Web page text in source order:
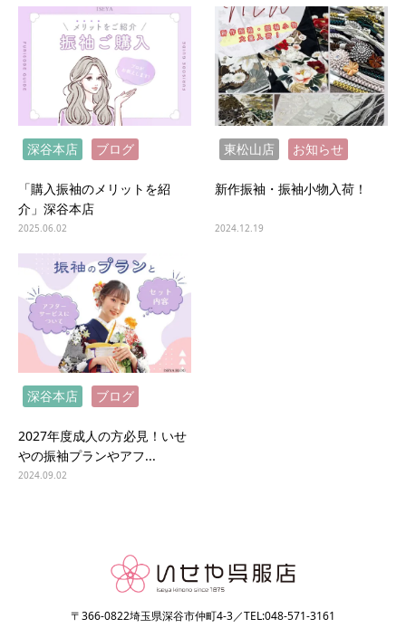
深谷本店 ブログ
「購入振袖のメリットを紹
介」深谷本店
2025.06.02
東松山店 お知らせ
新作振袖・振袖小物入荷！
2024.12.19
深谷本店 ブログ
2027年度成人の方必見！いせ
やの振袖プランやアフ...
2024.09.02
〒366-0822埼玉県深谷市仲町4-3／TEL:048-571-3161